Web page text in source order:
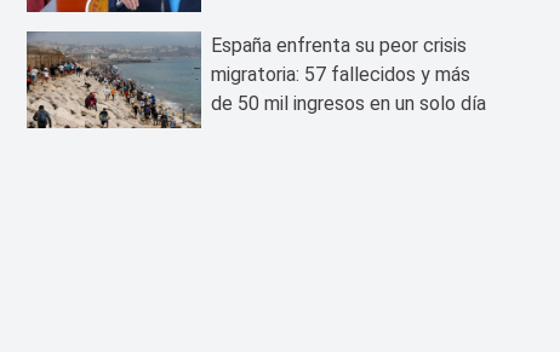
España enfrenta su peor crisis
migratoria: 57 fallecidos y más
de 50 mil ingresos en un solo día